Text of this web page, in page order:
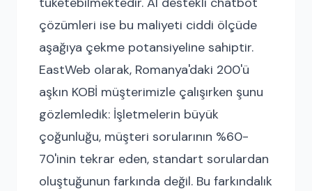
çözümleri ise bu maliyeti ciddi ölçüde
aşağıya çekme potansiyeline sahiptir.
EastWeb olarak, Romanya'daki 200'ü
aşkın KOBİ müşterimizle çalışırken şunu
gözlemledik: İşletmelerin büyük
çoğunluğu, müşteri sorularının %60-
70'inin tekrar eden, standart sorulardan
oluştuğunun farkında değil. Bu farkındalık